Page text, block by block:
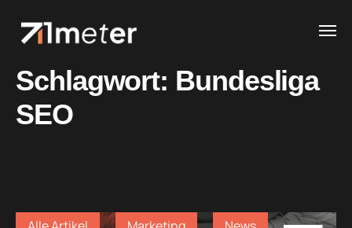
Schlagwort: Bundesliga
SEO